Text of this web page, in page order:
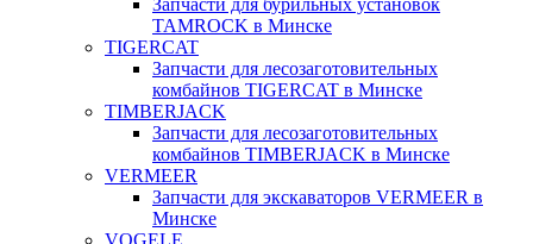
Запчасти для бурильных установок
TAMROCK в Минске
TIGERCAT
Запчасти для лесозаготовительных
комбайнов TIGERCAT в Минске
TIMBERJACK
Запчасти для лесозаготовительных
комбайнов TIMBERJACK в Минске
VERMEER
Запчасти для экскаваторов VERMEER в
Минске
VOGELE